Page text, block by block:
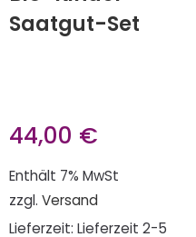
Saatgut-Set
44,00 €
Enthält 7% MwSt
zzgl. Versand
Lieferzeit: Lieferzeit 2-5